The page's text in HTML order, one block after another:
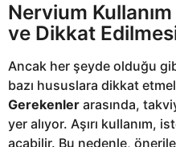
Nervium
ve Dikkat
Ancak her şeyde olduğu
bazı hususlara dikkat
Gerekenler arasında,
yer alıyor. Aşırı kullanım,
açabilir. Bu nedenle,